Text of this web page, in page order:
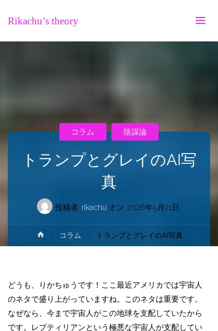
Rikachu’s theory
トランプとグレイのAI写
真
投稿者: rikachu オン 2026年5月21日
コラム 陰謀論
ホ
ー
コラム トランプとグレイのAI写真
どうも、りかちゅうです！ここ最近アメリカでは宇宙人
のネタで盛り上がっていますね。このネタは重要です。
なぜなら、今まで宇宙人がこの地球を支配していたから
です。レプティリアンという極悪な宇宙人が支配してい